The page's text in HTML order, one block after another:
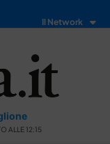
Il Network
ALLE 12:15